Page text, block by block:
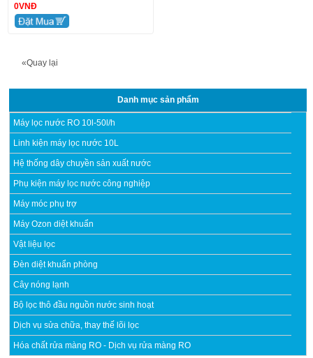
Danh mục sản phẩm
Máy lọc nước RO 10l-50l/h
Linh kiện máy lọc nước 10L
Hệ thống dây chuyền sản xuất nước
Phụ kiện máy lọc nước công nghiệp
Máy móc phụ trợ
Máy Ozon diệt khuẩn
Vật liệu lọc
Đèn diệt khuẩn phòng
Cây nóng lạnh
Bộ lọc thô đầu nguồn nước sinh hoạt
Dịch vụ sửa chữa, thay thế lõi lọc
Hóa chất rửa màng RO - Dịch vụ rửa màng RO
0VNĐ
«Quay lại